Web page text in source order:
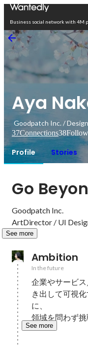
Business social network with 4M
Aya
Goodpatch Inc. /
37Connections38
Profile Stories
Go
Goodpatch Inc.
ArtDirector / UI
See more
Ambition
In the future
企業やサービ
き出して可視
に、
領域を問わず挑
See more